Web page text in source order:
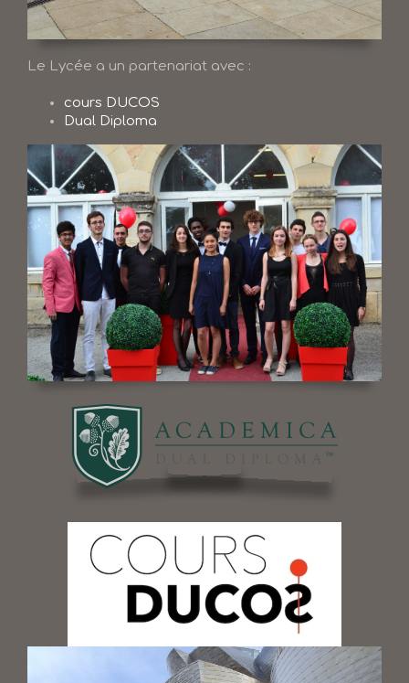
Le Lycée a un partenariat avec :
cours DUCOS
Dual Diploma